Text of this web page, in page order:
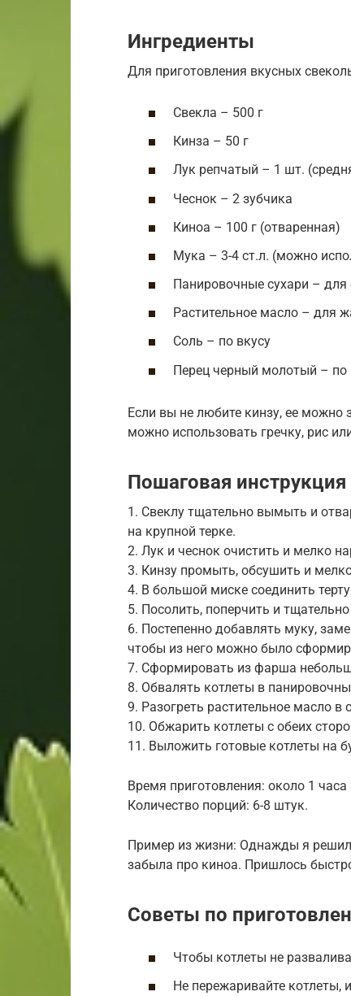
Ингредиенты
Для приготовления вкусных
Свекла – 500 г
Кинза – 50 г
Лук репчатый – 1 шт.
Чеснок – 2 зубчика
Киноа – 100 г (отваренная)
Мука – 3-4 ст.л. (можно
Панировочные сухари – для
Растительное масло – для
Соль – по вкусу
Перец черный молотый – по
Если вы не любите кинзу, ее
можно использовать гречку, рис
Пошаговая инструкция
1. Свеклу тщательно вымыть и
на крупной терке.
2. Лук и чеснок очистить и мелко
3. Кинзу промыть, обсушить и
4. В большой миске соединить
5. Посолить, поперчить и
6. Постепенно добавлять муку,
чтобы из него можно было
7. Сформировать из фарша
8. Обвалять котлеты в
9. Разогреть растительное масло в
10. Обжарить котлеты с обеих
11. Выложить готовые котлеты на
Время приготовления: около 1 часа
Количество порций: 6-8 штук.
Пример из жизни: Однажды я
забыла про киноа. Пришлось
Советы по
Чтобы котлеты не
Не пережаривайте котлеты,